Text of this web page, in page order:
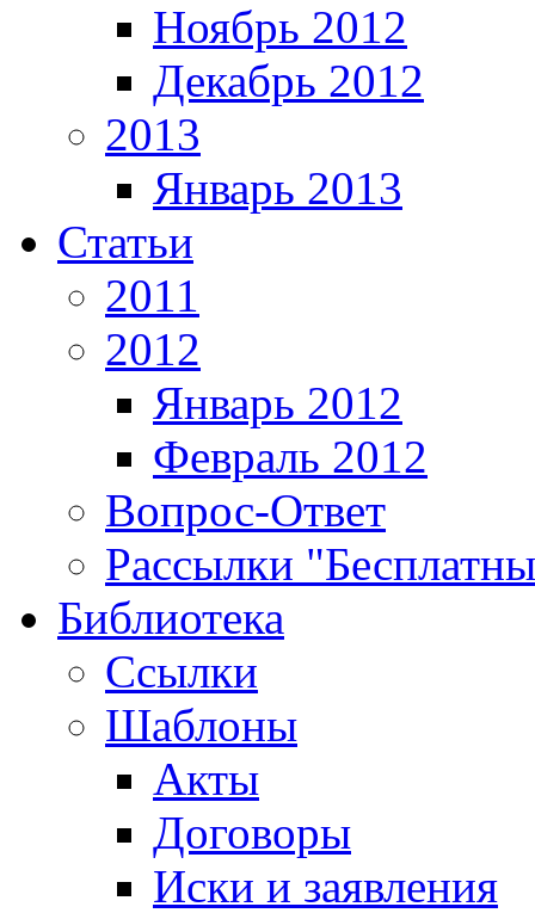
Ноябрь 2012
Декабрь 2012
2013
Январь 2013
Статьи
2011
2012
Январь 2012
Февраль 2012
Вопрос-Ответ
Рассылки
Библиотека
Ссылки
Шаблоны
Акты
Договоры
Иски и заявления